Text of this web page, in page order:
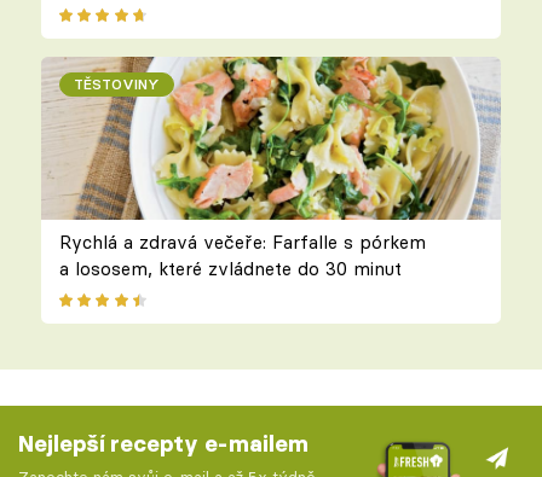
TĚSTOVINY
Rychlá a zdravá večeře: Farfalle s pórkem
a lososem, které zvládnete do 30 minut
Nejlepší recepty e-mailem